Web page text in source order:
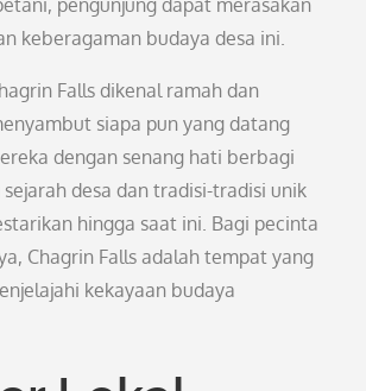
pengunjung dapat merasakan
keberagaman budaya desa ini.
Falls dikenal ramah dan
siapa pun yang datang
dengan senang hati berbagi
desa dan tradisi-tradisi unik
hingga saat ini. Bagi pecinta
Chagrin Falls adalah tempat yang
kekayaan budaya